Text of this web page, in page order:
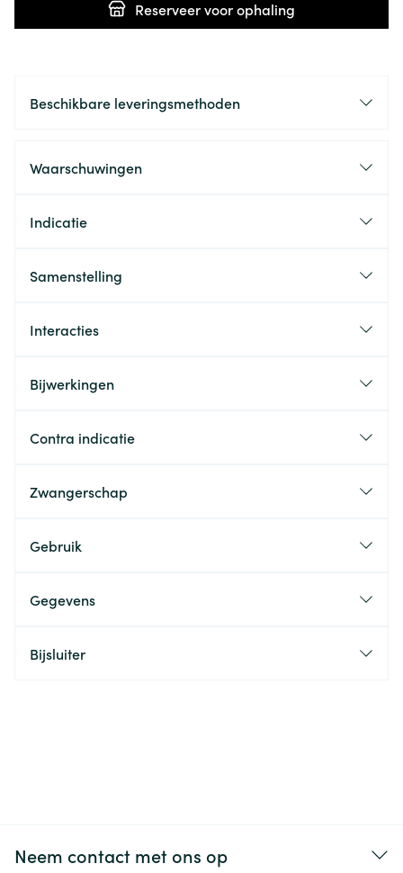
Reserveervoor ophaling
Beschikbare leveringsmethoden
Waarschuwingen
Indicatie
Samenstelling
Interacties
Bijwerkingen
Contra indicatie
Zwangerschap
Gebruik
Gegevens
Bijsluiter
Neem contact met ons op